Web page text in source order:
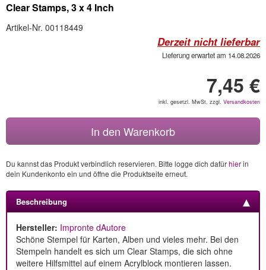
Clear Stamps, 3 x 4 Inch
Artikel-Nr. 00118449
Derzeit nicht lieferbar
Lieferung erwartet am 14.08.2026
7,45 €
inkl. gesetzl. MwSt, zzgl. Versandkosten
In den Warenkorb
Du kannst das Produkt verbindlich reservieren. Bitte logge dich dafürhierin
dein Kundenkonto ein und öffne die Produktseite erneut.
Beschreibung
Hersteller: Impronte dAutore
Schöne Stempel für Karten, Alben und vieles mehr. Bei den
Stempeln handelt es sich um Clear Stamps, die sich ohne
weitere Hilfsmittel auf einem Acrylblock montieren lassen.